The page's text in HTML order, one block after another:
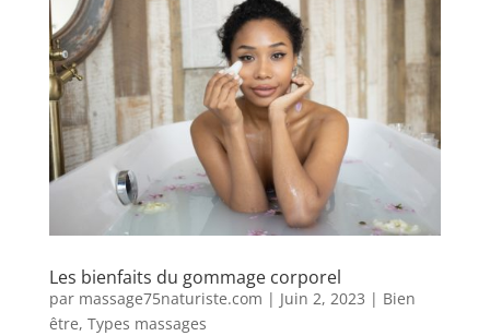
Les bienfaits du gommage corporel
par massage75naturiste.com | Juin 2, 2023 | Bien
être, Types massages